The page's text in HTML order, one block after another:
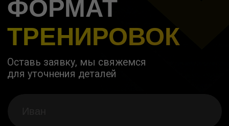
Краснодар,
ежедневно:
график
адрес
соц.сети
вконтакте
max
telegram